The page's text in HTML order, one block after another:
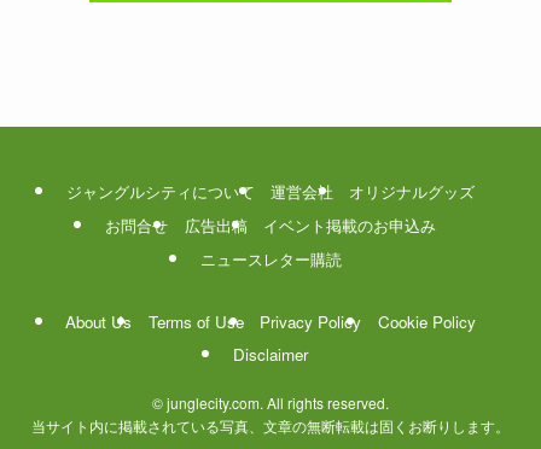
ジャングルシティについて 運営会社
オリジナルグッズ
お問合せ
広告出稿
イベント掲載のお申込み
ニュースレター購読
About Us Terms of Use Privacy Policy
Cookie Policy
Disclaimer
©junglecity.com. All rights reserved.
当サイト内に掲載されている写真、文章の無断転載は固くお断りします。